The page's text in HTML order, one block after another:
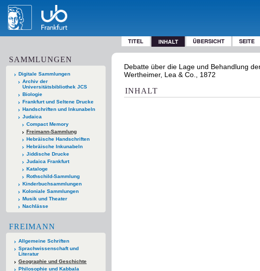
TITEL INHALT ÜBERSICHT SEITE
SAMMLUNGEN
Digitale Sammlungen
Archiv der
Universitätsbibliothek JCS
Biologie
Frankfurt und Seltene Drucke
Handschriften und Inkunabeln
Judaica
Compact Memory
Freimann-Sammlung
Hebräische Handschriften
Hebräische Inkunabeln
Jiddische Drucke
Judaica Frankfurt
Kataloge
Rothschild-Sammlung
Kinderbuchsammlungen
Koloniale Sammlungen
Musik und Theater
Nachlässe
FREIMANN
Allgemeine Schriften
Sprachwissenschaft und
Literatur
Geographie und Geschichte
Philosophie und Kabbala
Debatte über die Lage und Behandlung
Wertheimer, Lea & Co., 1872
INHALT